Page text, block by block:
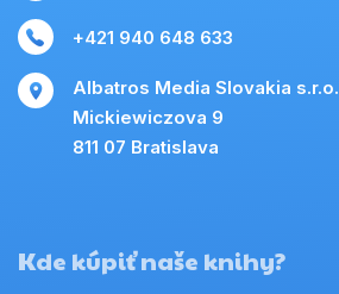
+421 940 648 633
Albatros Media Slovakia s.r.o.
Mickiewiczova 9
811 07 Bratislava
Kde kúpiť naše knihy?